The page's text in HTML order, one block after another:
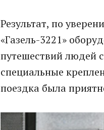
Результат, по
«Газель-3221»
путешествий людей
специальные
поездка была